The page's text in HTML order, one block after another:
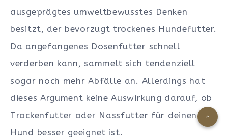
ausgeprägtes umweltbewusstes Denken
besitzt, der bevorzugt trockenes Hundefutter.
Da angefangenes Dosenfutter schnell
verderben kann, sammelt sich tendenziell
sogar noch mehr Abfälle an. Allerdings hat
dieses Argument keine Auswirkung darauf, ob
Trockenfutter oder Nassfutter für deinen
Hund besser geeignet ist.